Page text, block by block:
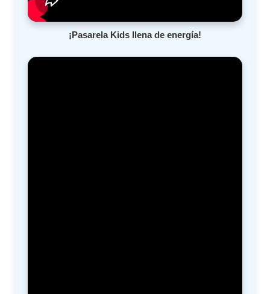
¡Pasarela Kids llena de energía!